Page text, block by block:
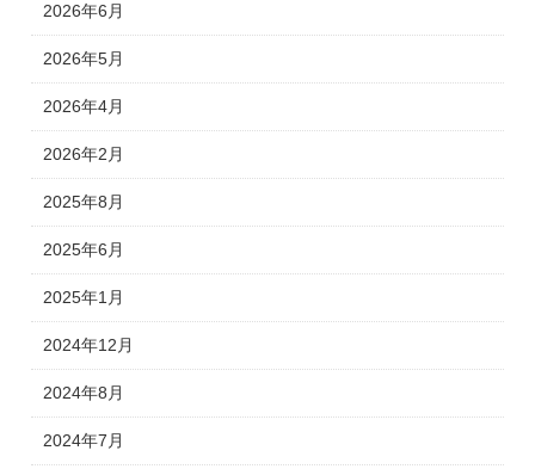
2026年6月
2026年5月
2026年4月
2026年2月
2025年8月
2025年6月
2025年1月
2024年12月
2024年8月
2024年7月